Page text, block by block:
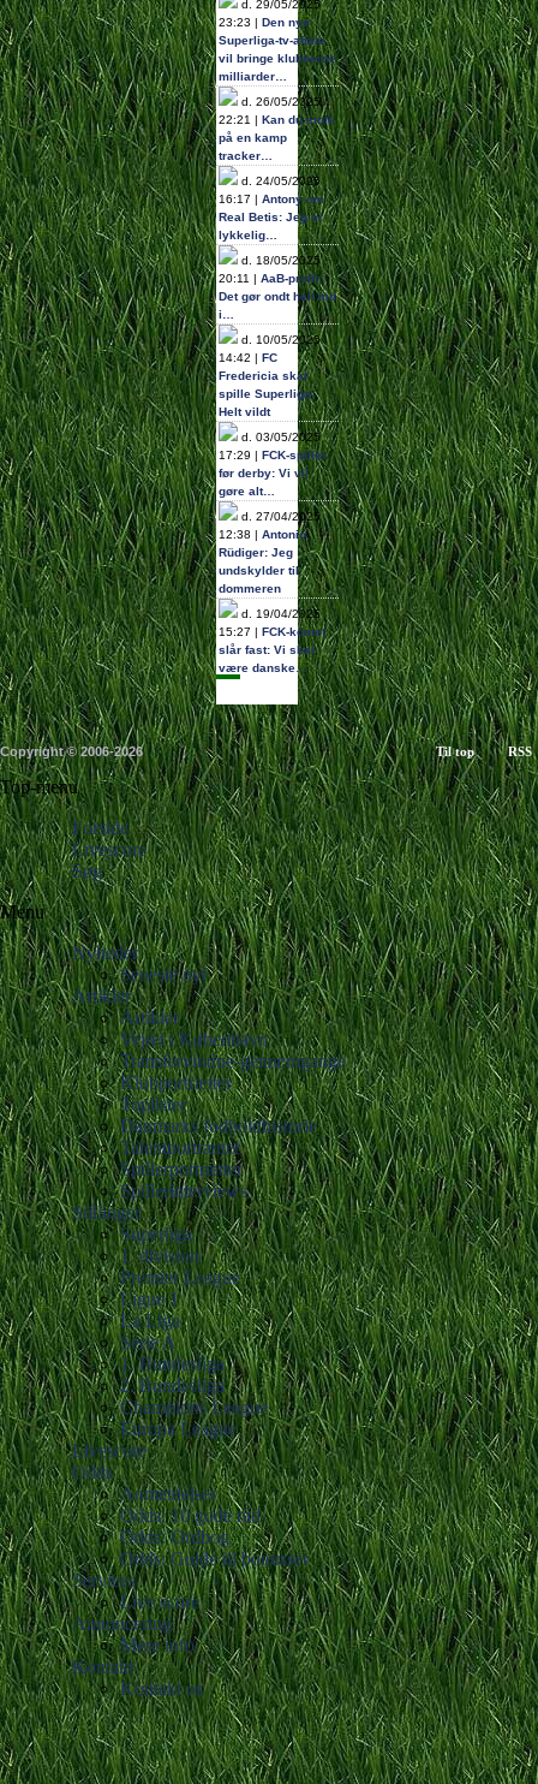
d. 29/05/2025
23:23 | Den nye
Superliga-tv-aftale
vil bringe klubberne
milliarder…
d. 26/05/2025
22:21 | Kan du stole
på en kamp
tracker…
d. 24/05/2025
16:17 | Antony om
Real Betis: Jeg er
lykkelig…
d. 18/05/2025
20:11 | AaB-profil:
Det gør ondt helt ind
i…
d. 10/05/2025
14:42 | FC
Fredericia skal
spille Superliga:
Helt vildt
d. 03/05/2025
17:29 | FCK-spiller
før derby: Vi vil
gøre alt…
d. 27/04/2025
12:38 | Antonio
Rüdiger: Jeg
undskylder til
dommeren
d. 19/04/2025
15:27 | FCK-komet
slår fast: Vi skal
være danske…
Copyright © 2006-2026 Til top RSS
Top-menu
Forside
Livescore
Søg
Menu
Nyheder
Seneste nyt
Artikler
Artikler
Vejret i København
Transfervindue-gennemgange
Klubportrætter
Toplister
Danmarks fodboldhistorie
Talentportrætter
Spillerportrætter
Spillerinterviews
Stillinger
Superliga
1. division
Premier League
Ligue 1
La Liga
Serie A
1. Bundesliga
2. Bundesliga
Champions League
Europa League
Livescore
Odds
Anmeldelser
Odds: 10 gode råd
Odds: Ordbog
Odds: Guide til bonusser
Services
Live score
Annoncering
Mere info
Kontakt
Kontakt os